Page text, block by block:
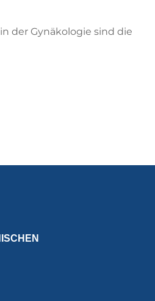
der Gynäkologie sind die